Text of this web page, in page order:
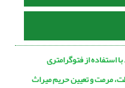
از فتوگرامتری
مرمت و تعیین حریم میراث